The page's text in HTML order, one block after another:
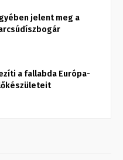
jelent meg a
a fallabda Európa-